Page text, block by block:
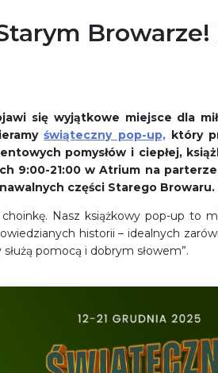
Browarze!
się wyjątkowe miejsce dla
świąteczny pop-up,który
pomysłów i ciepłej,
9:00-21:00 w Atrium na
części Starego Browaru.
Nasz książkowy pop-up to
historii – idealnych
pomocą i dobrym słowem”.